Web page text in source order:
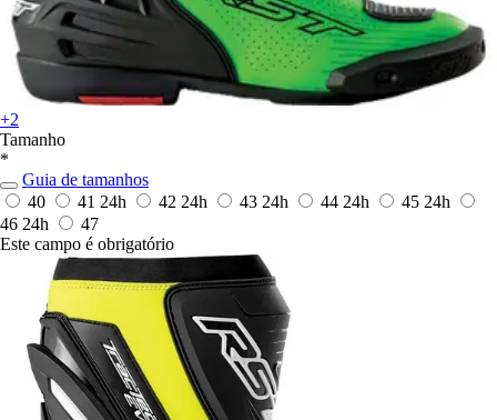
+2
Tamanho
*
Guia de tamanhos
40
41 24h 42 24h 43 24h 44 24h 45 24h
46 24h
47
Este campo é obrigatório